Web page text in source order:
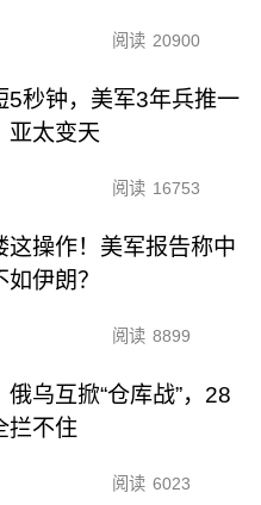
阅读 20900
5秒钟，美军3年兵推一
亚太变天
阅读 16753
这操作！美军报告称中
如伊朗？
阅读 8899
俄乌互掀“仓库战”，28
拦不住
阅读 6023